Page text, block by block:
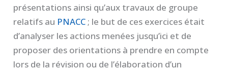
présentations ainsi qu’aux travaux de groupe
relatifs au PNACC ; le but de ces exercices était
d’analyser les actions menées jusqu’ici et de
proposer des orientations à prendre en compte
lors de la révision ou de l’élaboration d’un